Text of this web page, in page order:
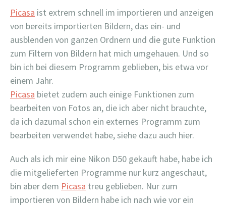
Picasa ist extrem schnell im importieren und anzeigen
von bereits importierten Bildern, das ein- und
ausblenden von ganzen Ordnern und die gute Funktion
zum Filtern von Bildern hat mich umgehauen. Und so
bin ich bei diesem Programm geblieben, bis etwa vor
einem Jahr.
Picasa bietet zudem auch einige Funktionen zum
bearbeiten von Fotos an, die ich aber nicht brauchte,
da ich dazumal schon ein externes Programm zum
bearbeiten verwendet habe, siehe dazu auch hier.
Auch als ich mir eine Nikon D50 gekauft habe, habe ich
die mitgelieferten Programme nur kurz angeschaut,
bin aber dem Picasa treu geblieben. Nur zum
importieren von Bildern habe ich nach wie vor ein